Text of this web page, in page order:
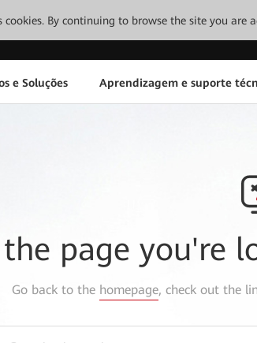
cookies. By continuing to browse the site you are
e Soluções Aprendizagem e suporte
the page you're
Go back to the homepage, check out the